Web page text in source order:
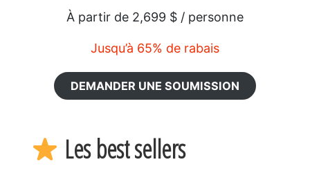
À partir de 2,699 $ / personne
Jusqu’à 65% de rabais
DEMANDER UNE SOUMISSION
Les best sellers